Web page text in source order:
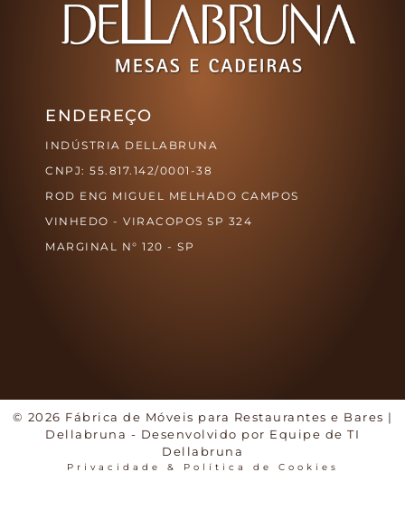
ENDEREÇO
INDÚSTRIA DELLABRUNA
CNPJ: 55.817.142/0001-38
ROD ENG MIGUEL MELHADO CAMPOS
VINHEDO - VIRACOPOS SP 324
MARGINAL N° 120 - SP
© 2026 Fábrica de Móveis para Restaurantes e Bares |
Dellabruna - Desenvolvido por Equipe de TI
Dellabruna
Privacidade & Política de Cookies